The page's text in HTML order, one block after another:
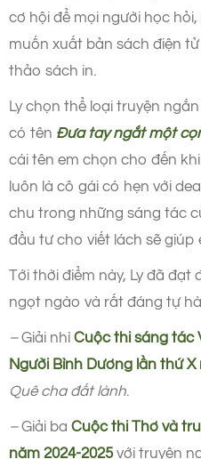
cơ hội để mọi người học
muốn xuất bản sách điện
thảo sách in.
Ly chọn thể loại truyện
có tên Đưa tay ngắt một
cái tên em chọn cho đến
luôn là cô gái có hẹn với
chu trong những sáng tác
đầu tư cho viết lách sẽ giúp
Tới thời điểm này, Ly đã
ngọt ngào và rất đáng tự
–Giải nhì Cuộc thi sáng tác
Người Bình Dương lần thứ X
Quê cha đất lành.
–Giải ba Cuộc thi Thơ và
năm 2024-2025với truyện